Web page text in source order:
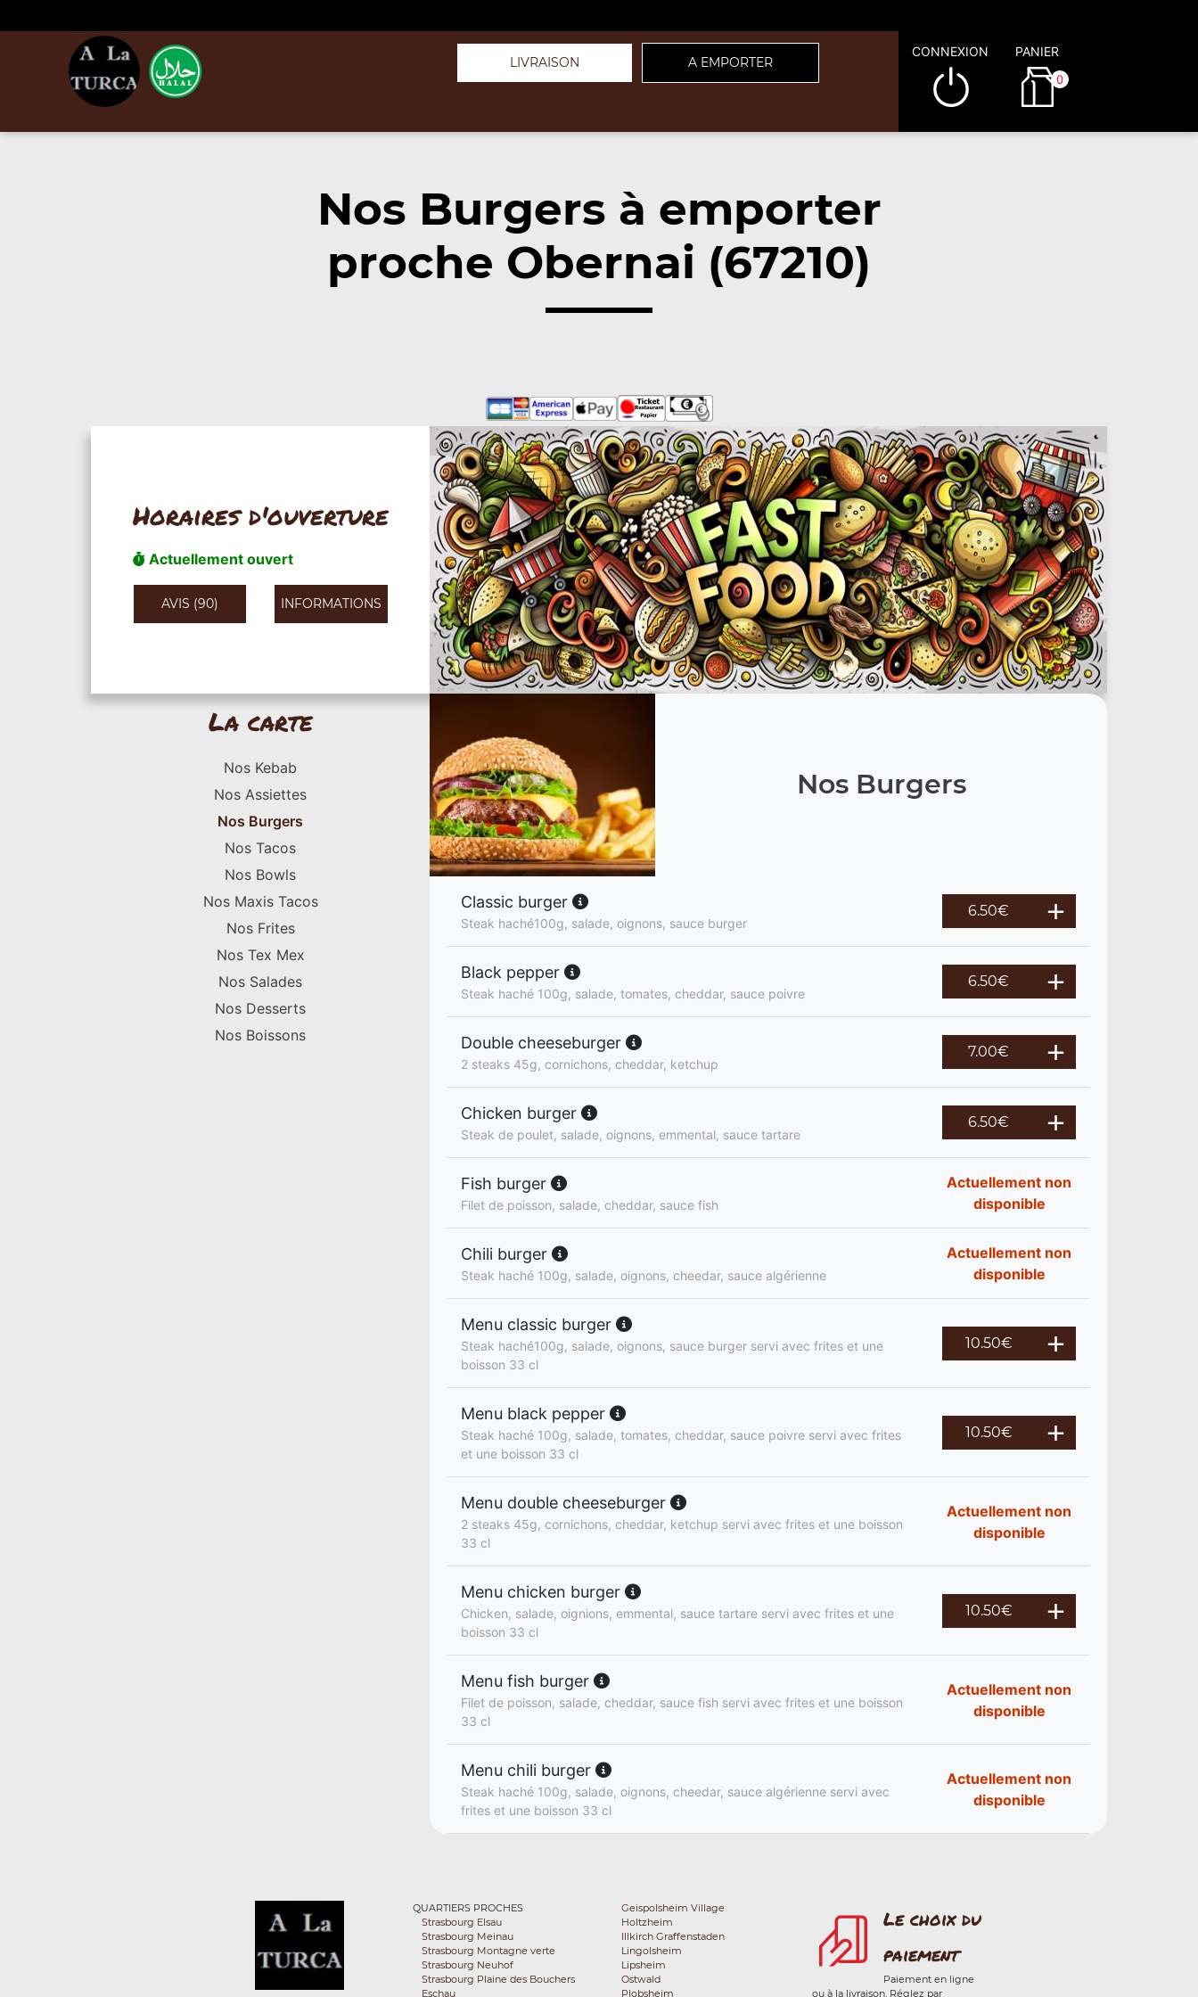
LIVRAISON A EMPORTER
CONNEXION PANIER
0
Nos Burgers à emporter
proche Obernai (67210)
Horaires d'ouverture
Actuellement ouvert
AVIS (90) INFORMATIONS
La carte
Nos Kebab
Nos Assiettes
Nos Burgers
Nos Tacos
Nos Bowls
Nos Maxis Tacos
Nos Frites
Nos Tex Mex
Nos Salades
Nos Desserts
Nos Boissons
Nos Burgers
Classic burger
Steak haché100g, salade, oignons, sauce burger
6.50€
Black pepper
Steak haché 100g, salade, tomates, cheddar, sauce poivre
6.50€
Double cheeseburger
2 steaks 45g, cornichons, cheddar, ketchup
7.00€
Chicken burger
Steak de poulet, salade, oignons, emmental, sauce tartare
6.50€
Fish burger
Filet de poisson, salade, cheddar, sauce fish
Actuellement non
disponible
Chili burger
Steak haché 100g, salade, oignons, cheedar, sauce algérienne
Actuellement non
disponible
Menu classic burger
Steak haché100g, salade, oignons, sauce burger servi avec frites et une
boisson 33 cl
10.50€
Menu black pepper
Steak haché 100g, salade, tomates, cheddar, sauce poivre servi avec frites
et une boisson 33 cl
10.50€
Menu double cheeseburger
2 steaks 45g, cornichons, cheddar, ketchup servi avec frites et une boisson
33 cl
Actuellement non
disponible
Menu chicken burger
Chicken, salade, oignions, emmental, sauce tartare servi avec frites et une
boisson 33 cl
10.50€
Menu fish burger
Filet de poisson, salade, cheddar, sauce fish servi avec frites et une boisson
33 cl
Actuellement non
disponible
Menu chili burger
Steak haché 100g, salade, oignons, cheedar, sauce algérienne servi avec
frites et une boisson 33 cl
Actuellement non
disponible
QUARTIERS PROCHES
Strasbourg Elsau
Strasbourg Meinau
Strasbourg Montagne verte
Strasbourg Neuhof
Strasbourg Plaine des Bouchers
Eschau
Geispolsheim Village
Holtzheim
Illkirch Graffenstaden
Lingolsheim
Lipsheim
Ostwald
Plobsheim
Le choix du
paiement
Paiement en ligne
ou à la livraison. Réglez par